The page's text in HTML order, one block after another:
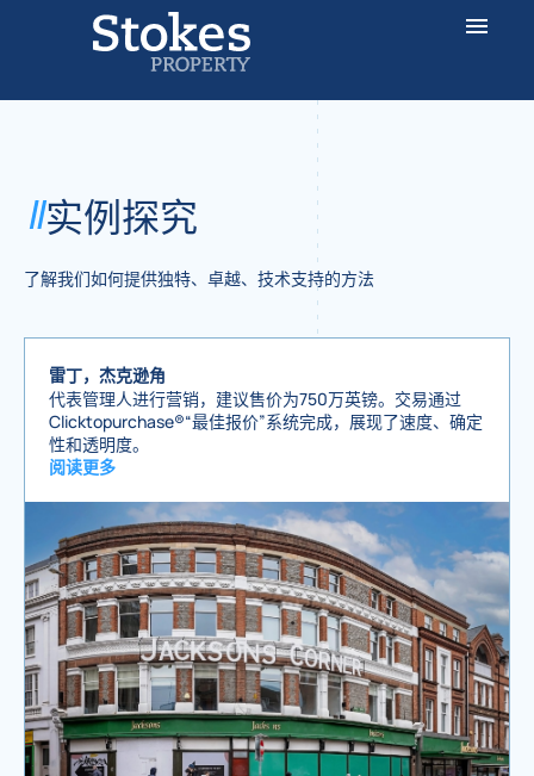
实例探究
了解我们如何提供独特、卓越、技术支持的方法
雷丁，杰克逊角
代表管理人进行营销，建议售价为750万英镑。交易通过
Clicktopurchase®“最佳报价”系统完成，展现了速度、确定
性和透明度。
阅读更多